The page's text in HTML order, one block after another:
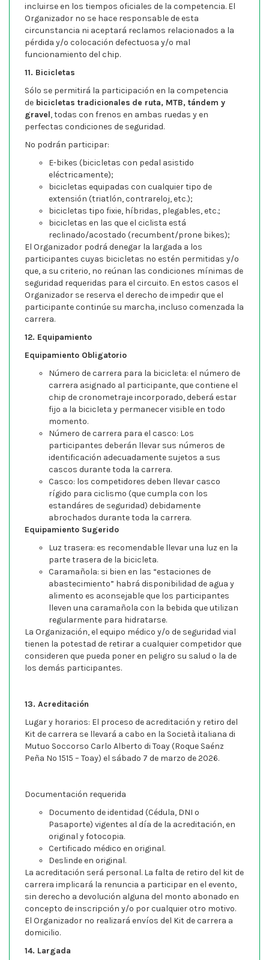
incluirse en los tiempos oficiales de la competencia. El
Organizador no se hace responsable de esta
circunstancia ni aceptará reclamos relacionados a la
pérdida y/o colocación defectuosa y/o mal
funcionamiento del chip.
11. Bicicletas
Sólo se permitirá la participación en la competencia
de bicicletas tradicionales de ruta, MTB, tándem y
gravel, todas con frenos en ambas ruedas y en
perfectas condiciones de seguridad.
No podrán participar:
E-bikes (bicicletas con pedal asistido
eléctricamente);
bicicletas equipadas con cualquier tipo de
extensión (triatlón, contrareloj, etc.);
bicicletas tipo fixie, híbridas, plegables, etc.;
bicicletas en las que el ciclista está
reclinado/acostado (recumbent/prone bikes);
El Organizador podrá denegar la largada a los
participantes cuyas bicicletas no estén permitidas y/o
que, a su criterio, no reúnan las condiciones mínimas de
seguridad requeridas para el circuito. En estos casos el
Organizador se reserva el derecho de impedir que el
participante continúe su marcha, incluso comenzada la
carrera.
12. Equipamiento
Equipamiento Obligatorio
Número de carrera para la bicicleta: el número de
carrera asignado al participante, que contiene el
chip de cronometraje incorporado, deberá estar
fijo a la bicicleta y permanecer visible en todo
momento.
Número de carrera para el casco: Los
participantes deberán llevar sus números de
identificación adecuadamente sujetos a sus
cascos durante toda la carrera.
Casco: los competidores deben llevar casco
rígido para ciclismo (que cumpla con los
estandáres de seguridad) debidamente
abrochados durante toda la carrera.
Equipamiento Sugerido
Luz trasera: es recomendable llevar una luz en la
parte trasera de la bicicleta.
Caramañola: si bien en las “estaciones de
abastecimiento” habrá disponibilidad de agua y
alimento es aconsejable que los participantes
lleven una caramañola con la bebida que utilizan
regularmente para hidratarse.
La Organización, el equipo médico y/o de seguridad vial
tienen la potestad de retirar a cualquier competidor que
consideren que pueda poner en peligro su salud o la de
los demás participantes.
13. Acreditación
Lugar y horarios: El proceso de acreditación y retiro del
Kit de carrera se llevará a cabo en la Società italiana di
Mutuo Soccorso Carlo Alberto di Toay (Roque Saénz
Peña Nº 1515 – Toay) el sábado 7 de marzo de 2026.
Documentación requerida
Documento de identidad (Cédula, DNI o
Pasaporte) vigentes al día de la acreditación, en
original y fotocopia.
Certificado médico en original.
Deslinde en original.
La acreditación será personal. La falta de retiro del kit de
carrera implicará la renuncia a participar en el evento,
sin derecho a devolución alguna del monto abonado en
concepto de inscripción y/o por cualquier otro motivo.
El Organizador no realizará envíos del Kit de carrera a
domicilio.
14. Largada